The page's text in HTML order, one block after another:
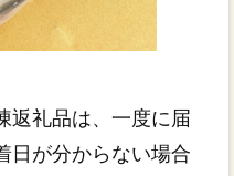
返礼品は、一度に届
日が分からない場合